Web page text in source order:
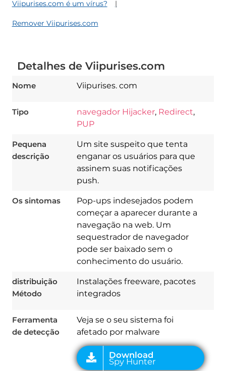
Viipurises.com é um vírus?
Remover Viipurises.com
Detalhes de Viipurises.com
Nome Viipurises. com
Tipo navegador Hijacker, Redirect,
PUP
Pequena
descrição
Um site suspeito que tenta
enganar os usuários para que
assinem suas notificações
push.
Os sintomas
Pop-ups indesejados podem
começar a aparecer durante a
navegação na web. Um
sequestrador de navegador
pode ser baixado sem o
conhecimento do usuário.
distribuição
Método
Instalações freeware, pacotes
integrados
Ferramenta
de detecção
Veja se o seu sistema foi
afetado por malware
Download
Spy Hunter